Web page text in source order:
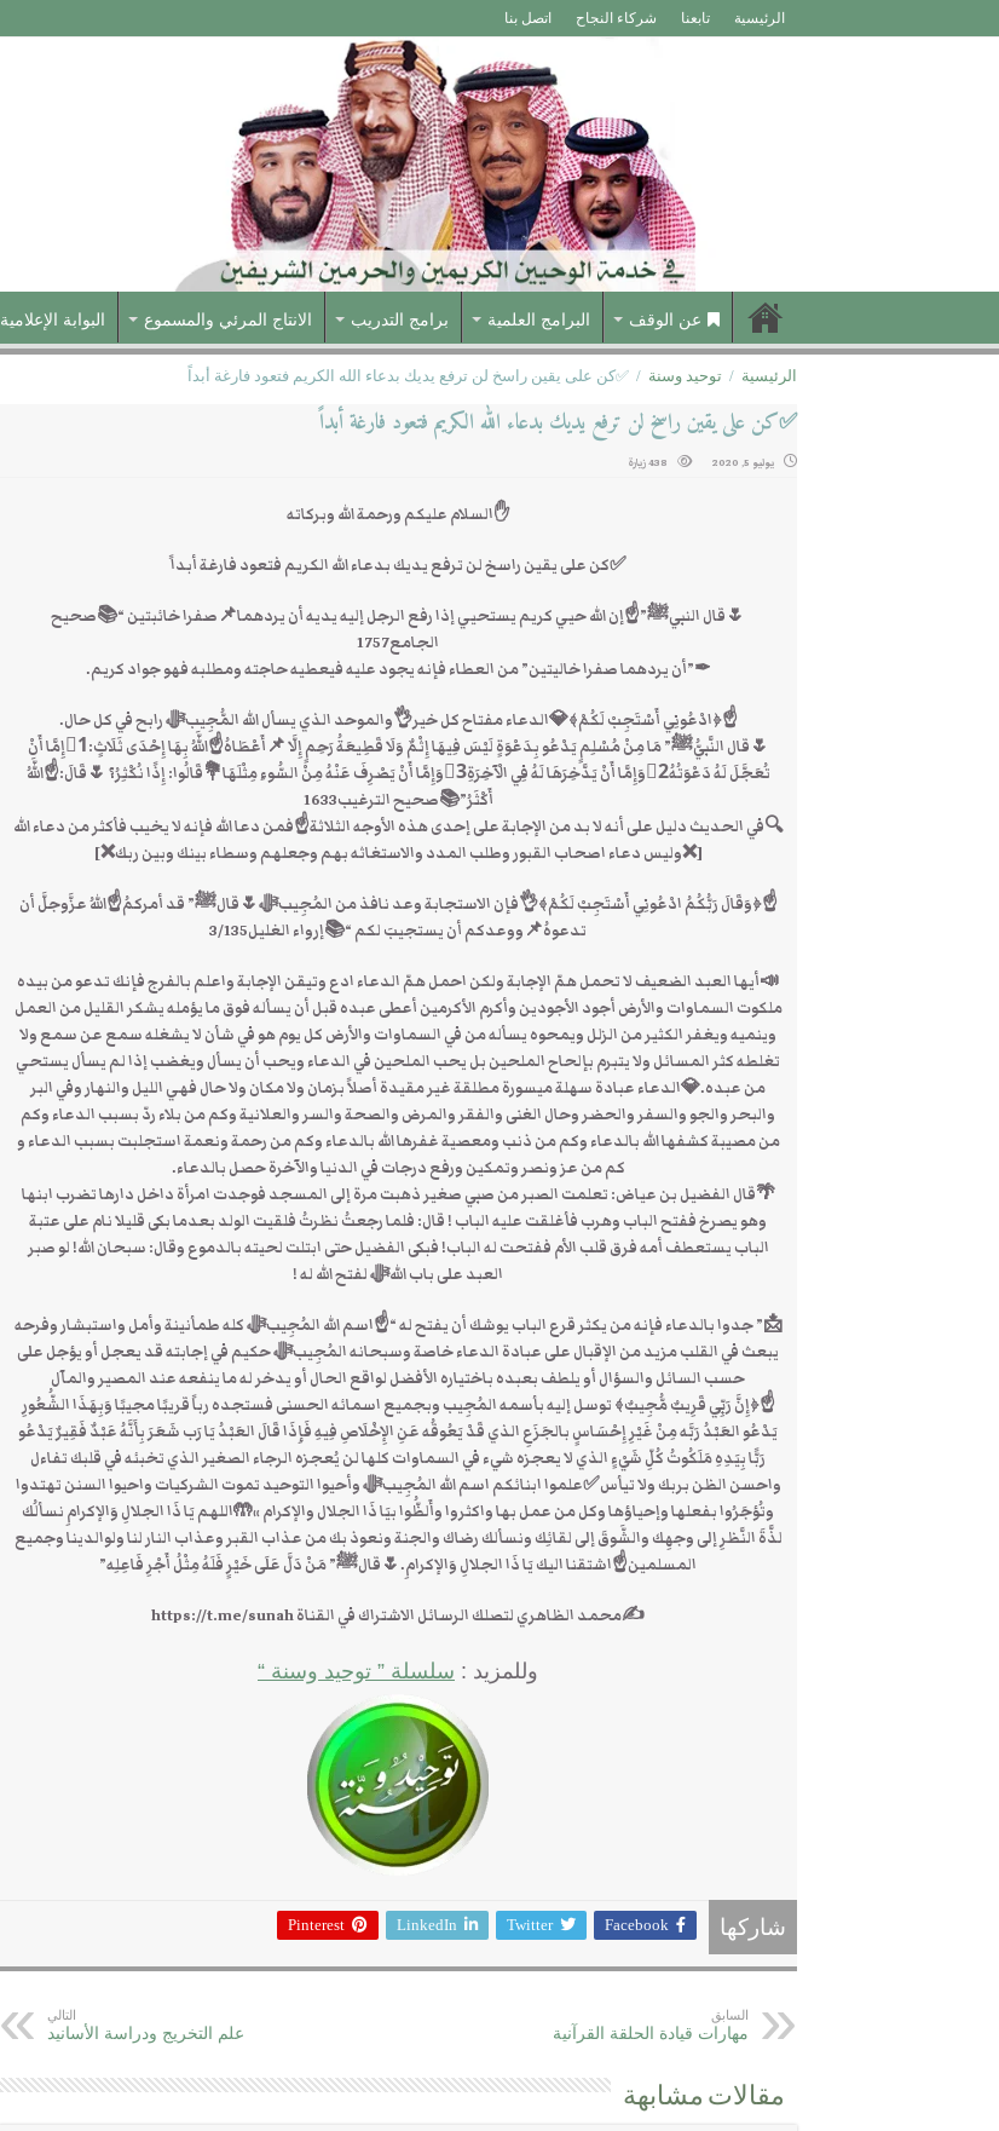
الرئيسية تابعنا شركاء النجاح اتصل بنا
عن الوقف البرامج العلمية برامج التدريب الانتاج المرئي والمسموع البوابة الإعلامية
الرئيسية / توحيد وسنة / ✅كن على يقين راسخ لن ترفع يديك بدعاء الله الكريم فتعود فارغة أبداً
✅كن على يقين راسخ لن ترفع يديك بدعاء الله الكريم فتعود فارغة أبداً
يوليو 5, 2020 438 زيارة
✋السلام عليكم ورحمة الله وبركاته
✅كن على يقين راسخ لن ترفع يديك بدعاء الله الكريم فتعود فارغة أبداً
🌷قال النبيﷺ”☝إن الله حيي كريم يستحيي إذا رفع الرجل إليه يديه أن يردهما📌صفرا خائبتين “📚صحيح
الجامع1757
✒”أن يردهما صفرا خاليتين” من العطاء فإنه يجود عليه فيعطيه حاجته ومطلبه فهو جواد كريم.
☝﴿ادْعُونِي أَسْتَجِبْ لَكُمْ﴾💎الدعاء مفتاح كل خير👌والموحد الذي يسأل الله المُّجِيبﷻ رابح في كل حال.
🌷قال النَّبيُّﷺ” مَا مِنْ مُسْلِمٍ يَدْعُو بِدَعْوَةٍ لَيْسَ فِيهَا إِثْمٌ وَلَا قَطِيعَةُ رَحِمٍ إِلَّا 📌أَعْطَاهُ☝اللَّهُ بِهَا إِحْدَى ثَلَاثٍ:1⃣إِمَّا أَنْ
تُعَجَّلَ لَهُ دَعْوَتُهُ2⃣وَإِمَّا أَنْ يَدَّخِرَهَا لَهُ فِي الْآخِرَةِ3⃣وَإِمَّا أَنْ يَصْرِفَ عَنْهُ مِنْ السُّوءِ مِثْلَهَا💐قَالُوا: إِذًا نُكْثِرُ؟ 🌷قَالَ:☝اللَّهُ
أَكْثَرُ”📚صحيح الترغيب1633
🔍في الحديث دليل على أنه لا بد من الإجابة على إحدى هذه الأوجه الثلاثة☝فمن دعا الله فإنه لا يخيب فأكثر من دعاء الله
[❌وليس دعاء اصحاب القبور وطلب المدد والاستغاثه بهم وجعلهم وسطاء بينك وبين ربك❌]
☝﴿وَقَالَ رَبُّكُمُ ادْعُونِي أَسْتَجِبْ لَكُمْ﴾👌فإن الاستجابة وعد نافذ من المُجِيبﷻ🌷قالﷺ” قد أمركمُ☝اللهُ عزَّوجلَّ أن
تدعوهُ📌ووعدكم أن يستجيبَ لكم “📚إرواء الغليل3/135
📣‏أيها العبد الضعيف لا تحمل همّ الإجابة ولكن احمل همّ الدعاء ادع وتيقن الإجابة واعلم بالفرج فإنك تدعو من بيده
ملكوت السماوات والأرض أجود الأجودين وأكرم الأكرمين أعطى عبده قبل أن يسأله فوق ما يؤمله يشكر القليل من العمل
وينميه ويغفر الكثير من الزلل ويمحوه يسأله من في السماوات والأرض كل يوم هو في شأن لا يشغله سمع عن سمع ولا
تغلطه كثر المسائل ولا يتبرم بإلحاح الملحين بل يحب الملحين في الدعاء ويحب أن يسأل ويغضب إذا لم يسأل يستحي
من عبده.💎الدعاء عبادة سهلة ميسورة مطلقة غير مقيدة أصلاً بزمان ولا مكان ولا حال فهي الليل والنهار وفي البر
والبحر والجو والسفر والحضر وحال الغنى والفقر والمرض والصحة والسر والعلانية وكم من بلاء ردّ بسبب الدعاء وكم
من مصيبة كشفها الله بالدعاء وكم من ذنب ومعصية غفرها الله بالدعاء وكم من رحمة ونعمة استجلبت بسبب الدعاء و
كم من عز ونصر وتمكين ورفع درجات في الدنيا والآخرة حصل بالدعاء.
🌴قال الفضيل بن عياض: تعلمت الصبر من صبي صغير ذهبت مرة إلى المسجد فوجدت امرأة داخل دارها تضرب ابنها
وهو يصرخ ففتح الباب وهرب فأغلقت عليه الباب ! قال: فلما رجعتُ نظرتُ فلقيت الولد بعدما بكى قليلا نام على عتبة
الباب يستعطف أمه فرق قلب الأم ففتحت له الباب! فبكى الفضيل حتى ابتلت لحيته بالدموع وقال: سبحان الله! لو صبر
العبد على باب اللهﷻ لفتح الله له !
📩” جدوا بالدعاء فإنه من يكثر قرع الباب يوشك أن يفتح له “☝اسم الله المُجِيبﷻ كله طمأنينة وأمل واستبشار وفرحه
يبعث في القلب مزيد من الإقبال على عبادة الدعاء خاصة وسبحانه المُجِيبﷻ حكيم في إجابته قد يعجل أو يؤجل على
حسب السائل والسؤال أو يلطف بعبده باختياره الأفضل لواقع الحال أو يدخر له ما ينفعه عند المصير والمآل
☝﴿إِنَّ رَبِّي قَرِيبٌ مُّجِيبٌ﴾ توسل إليه بأسمه المُجِيب وبجميع اسمائه الحسنى فستجده رباً قريبًا مجيبًا وَبِهَذَا الشُّعُورِ
يَدْعُو العَبْدُ رَبَّه مِنْ غَيْرِ إِحْسَاسٍ بالجَزَعِ الذي قَدْ يَعُوقُه عَنِ الإِخْلَاصِ فِيهِ فَإِذَا قَالَ العَبْدُ يَا رَب شَعَرَ بِأَنَّهُ عَبْدٌ فَقِيرٌ يَدْعُو
رَبًّا بِيَدِهِ مَلَكُوتُ كُلِّ شَيْءٍ الذي لا يعجزه شيء في السماوات كلها لن يُعجزه الرجاء الصغير الذي تخبئه في قلبك تفاءل
واحسن الظن بربك ولا تيأس✅علموا ابنائكم اسم الله المُجِيبﷻ وأحيوا التوحيد تموت الشركيات واحيوا السنن تهتدوا
وتُؤجَرُوا بفعلها وإحياؤها وكل من عمل بها واكثروا وأَلظُّوا بيَا ذَا الجلال والإكرام »🤲اللهم يَا ذَا الجلالِ وَالإكرامِ نسألُك
لذَّةَ النَّظرِ إلى وجهِك والشَّوقَ إلى لقائِك ونسألك رضاك والجنة ونعوذ بك من عذاب القبر وعذاب النار لنا ولوالدينا وجميع
المسلمين☝اشتقنا اليك يَا ذَا الجلالِ وَالإكرامِ.🌷قالﷺ” مَنْ دَلَّ عَلَى خَيْرٍ فَلَهُ مِثْلُ أَجْرِ فَاعِلِه”
✍محمد الظاهري لتصلك الرسائل الاشتراك في القناة https://t.me/sunah
وللمزيد : سلسلة ” توحيد وسنة “
شاركها Facebook
Twitter
LinkedIn
Pinterest
السابق
مهارات قيادة الحلقة القرآنية
التالي
علم التخريج ودراسة الأسانيد
مقالات مشابهة